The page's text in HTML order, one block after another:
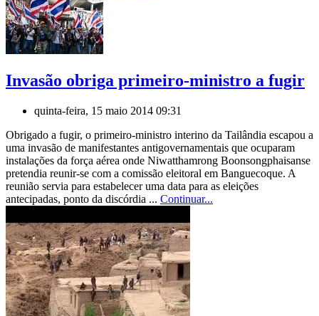
Invasão obriga primeiro-ministro a fugir
quinta-feira, 15 maio 2014 09:31
Obrigado a fugir, o primeiro-ministro interino da Tailândia escapou a
uma invasão de manifestantes antigovernamentais que ocuparam
instalações da força aérea onde Niwatthamrong Boonsongphaisanse
pretendia reunir-se com a comissão eleitoral em Banguecoque. A
reunião servia para estabelecer uma data para as eleições
antecipadas, ponto da discórdia ... Continuar...